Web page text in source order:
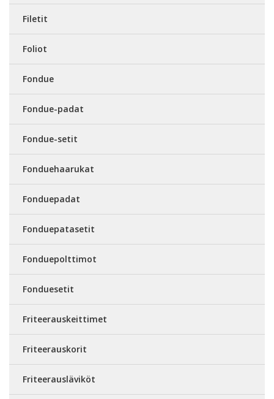
Filetit
Foliot
Fondue
Fondue-padat
Fondue-setit
Fonduehaarukat
Fonduepadat
Fonduepatasetit
Fonduepolttimot
Fonduesetit
Friteerauskeittimet
Friteerauskorit
Friteerausläviköt